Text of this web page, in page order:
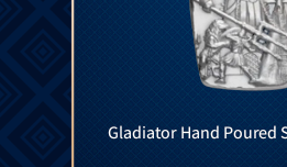
Gladiator Hand Poured